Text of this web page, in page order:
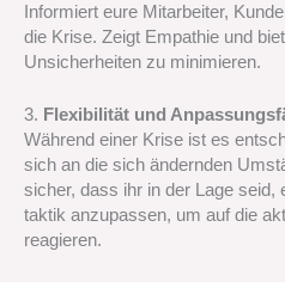
Informiert eure Mitarbeiter,
die Krise. Zeigt Empathie und
Unsicherheiten zu minimieren.
3. Flexibilität und
Während einer Krise ist es
sich an die sich ändernden
sicher, dass ihr in der Lage
taktik anzupassen, um auf die
reagieren.